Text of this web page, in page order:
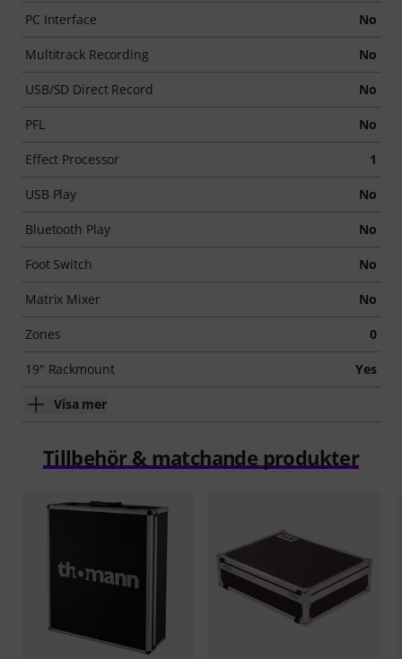
PC Interface No
Multitrack Recording No
USB/SD Direct Record No
PFL No
Effect Processor 1
USB Play No
Bluetooth Play No
Foot Switch No
Matrix Mixer No
Zones 0
19" Rackmount Yes
Visa mer
Tillbehör & matchande produkter